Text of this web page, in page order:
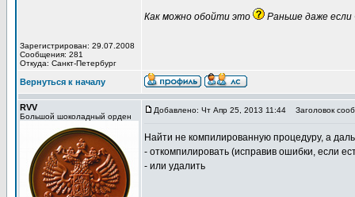
Зарегистрирован: 29.07.2008
Сообщения: 281
Откуда: Санкт-Петербург
Как можно обойти это Раньше даже если
Вернуться к началу
RVV
Большой шоколадный орден
Добавлено: Чт Апр 25, 2013 11:44 Заголовок
Найти не компилированную процедуру, а
- откомпилировать (исправив ошибки, если
- или удалить